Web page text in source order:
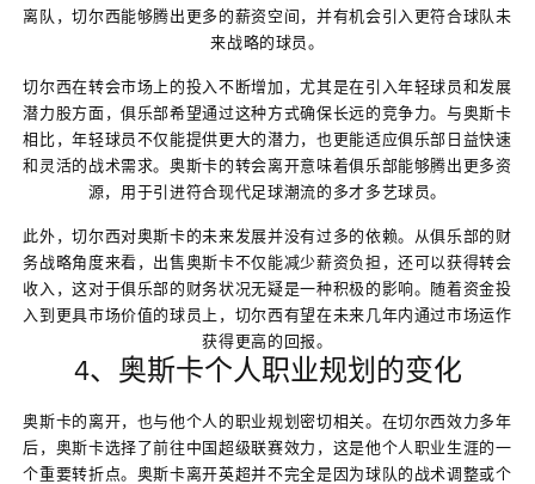
离队，切尔西能够腾出更多的薪资空间，并有机会引入更符合球队未
来战略的球员。
切尔西在转会市场上的投入不断增加，尤其是在引入年轻球员和发展
潜力股方面，俱乐部希望通过这种方式确保长远的竞争力。与奥斯卡
相比，年轻球员不仅能提供更大的潜力，也更能适应俱乐部日益快速
和灵活的战术需求。奥斯卡的转会离开意味着俱乐部能够腾出更多资
源，用于引进符合现代足球潮流的多才多艺球员。
此外，切尔西对奥斯卡的未来发展并没有过多的依赖。从俱乐部的财
务战略角度来看，出售奥斯卡不仅能减少薪资负担，还可以获得转会
收入，这对于俱乐部的财务状况无疑是一种积极的影响。随着资金投
入到更具市场价值的球员上，切尔西有望在未来几年内通过市场运作
获得更高的回报。
4、奥斯卡个人职业规划的变化
奥斯卡的离开，也与他个人的职业规划密切相关。在切尔西效力多年
后，奥斯卡选择了前往中国超级联赛效力，这是他个人职业生涯的一
个重要转折点。奥斯卡离开英超并不完全是因为球队的战术调整或个